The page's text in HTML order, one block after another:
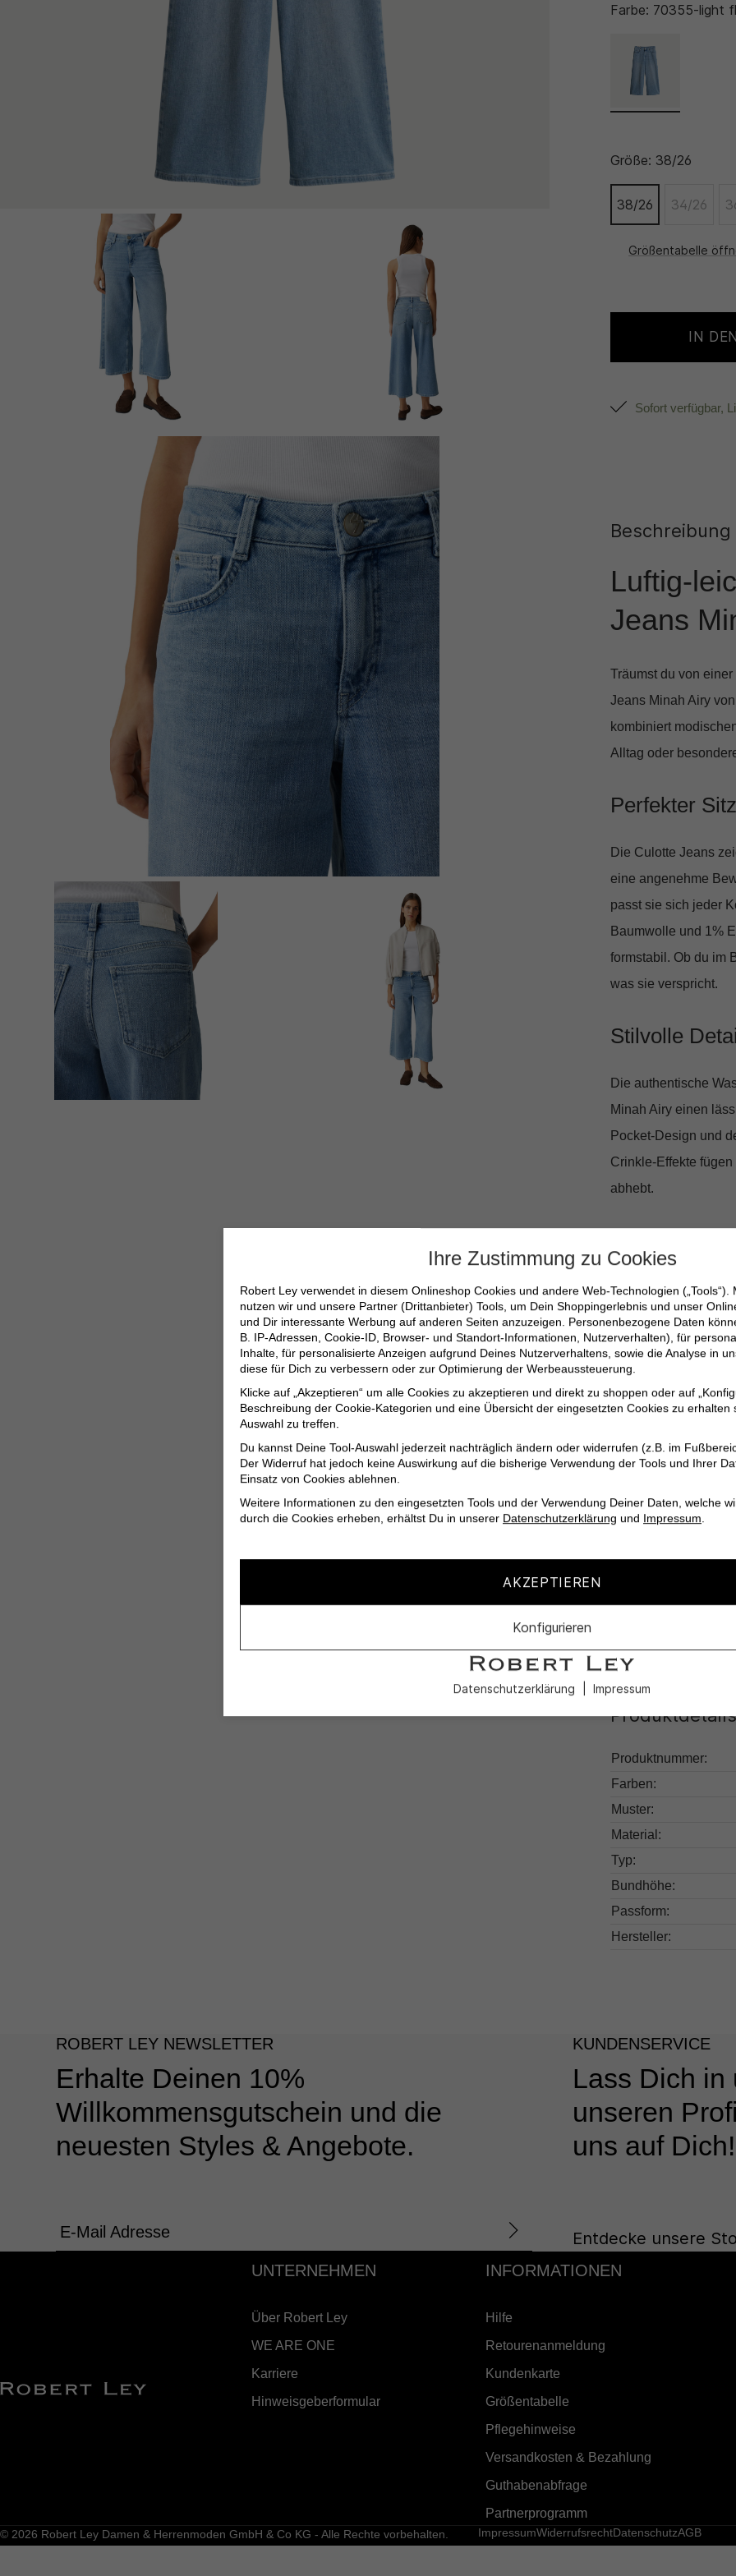
Farbe: 70355-light
Größe: 38/26
38/26 34/26
Größentabelle
IN
Sofort verfügbar,
Beschreibung
Luftig-
Jeans
Träumst du von
Jeans Minah Airyvon
kombiniert
Alltag oder
Perfekter
Die Culotte Jeans
eine angenehme
passt sie sich jeder
Baumwolle und 1%
formstabil. Ob du im
was sie verspricht.
Stilvolle
Die authentische
Minah Airy einen
Pocket-Design und
Crinkle-Effekte
abhebt.
Diese Jeans ist nicht
für den 30°
werden. Ein mäßig
du lange Freude an
Weiter, gerader
Hochwertiges
Modische Details
Leicht zu pflegen
Ideal für
Verliebe dich in die
Airy von OPUS dir
Produktdetails
Produktnummer:
Farben:
Muster:
Material:
Typ:
Bundhöhe:
Passform:
Hersteller:
ROBERT LEY NEWSLETTER
Erhalte Deinen 10%
Willkommensgutschein und die
neuesten Styles & Angebote.
E-Mail Adresse
KUNDENSERVICE
Lass Dich in
unseren
uns auf Dich!
Entdecke unsere
UNTERNEHMEN
Über Robert Ley
WE ARE ONE
Karriere
Hinweisgeberformular
INFORMATIONEN
Hilfe
Retourenanmeldung
Kundenkarte
Größentabelle
Pflegehinweise
Versandkosten & Bezahlung
Guthabenabfrage
Partnerprogramm
© 2026 Robert Ley Damen & Herrenmoden GmbH & Co KG - Alle Rechte vorbehalten. ImpressumWiderrufsrechtDatenschutzAGB
Ihre Zustimmung zu Cookies
Robert Ley verwendet in diesem Onlineshop Cookies und andere Web-Technologien („Tools“).
nutzen wir und unsere Partner (Drittanbieter) Tools, um Dein Shoppingerlebnis und unser
und Dir interessante Werbung auf anderen Seiten anzuzeigen. Personenbezogene Daten
B. IP-Adressen, Cookie-ID, Browser- und Standort-Informationen, Nutzerverhalten), für
Inhalte, für personalisierte Anzeigen aufgrund Deines Nutzerverhaltens, sowie die Analyse in
diese für Dich zu verbessern oder zur Optimierung der Werbeaussteuerung.
Klicke auf „Akzeptieren“ um alle Cookies zu akzeptieren und direkt zu shoppen oder auf
Beschreibung der Cookie-Kategorien und eine Übersicht der eingesetzten Cookies zu erhalten
Auswahl zu treffen.
Du kannst Deine Tool-Auswahl jederzeit nachträglich ändern oder widerrufen (z.B. im
Der Widerruf hat jedoch keine Auswirkung auf die bisherige Verwendung der Tools und Ihrer
Einsatz von Cookies ablehnen.
Weitere Informationen zu den eingesetzten Tools und der Verwendung Deiner Daten, welche
durch die Cookies erheben, erhältst Du in unserer Datenschutzerklärung und Impressum.
AKZEPTIEREN
Konfigurieren
Datenschutzerklärung Impressum